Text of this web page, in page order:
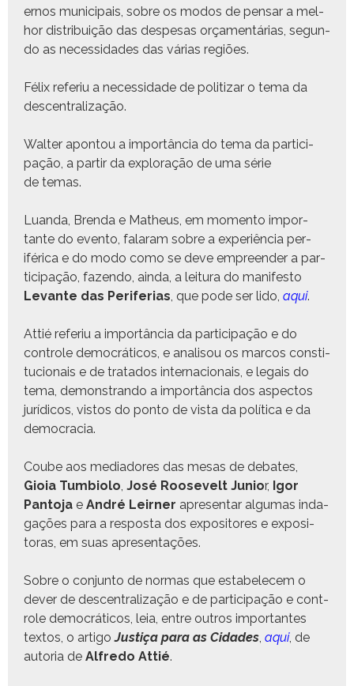
er­nos munic­i­pais, sobre os mod­os de pen­sar a mel­
hor dis­tribuição das despe­sas orça­men­tárias, segun­
do as neces­si­dades das várias regiões.
Félix referiu a neces­si­dade de poli­ti­zar o tema da
descentralização.
Wal­ter apon­tou a importân­cia do tema da par­tic­i­
pação, a par­tir da explo­ração de uma série
de temas.
Luan­da, Bren­da e Matheus, em momen­to impor­
tante do even­to, falaram sobre a exper­iên­cia per­
iféri­ca e do modo como se deve empreen­der a par­
tic­i­pação, fazen­do, ain­da, a leitu­ra do man­i­festo
Lev­ante das Per­ife­rias, que pode ser lido, aqui.
Attié referiu a importân­cia da par­tic­i­pação e do
con­t­role democráti­cos, e anal­isou os mar­cos con­sti­
tu­cionais e de trata­dos inter­na­cionais, e legais do
tema, demon­stran­do a importân­cia dos aspec­tos
jurídi­cos, vis­tos do pon­to de vista da políti­ca e da
democracia.
Coube aos medi­adores das mesas de debates,
Gioia Tumbi­o­lo, José Roo­sevelt Junior, Igor
Pan­to­ja e André Leirn­er apre­sen­tar algu­mas inda­
gações para a respos­ta dos expos­i­tores e expos­i­
toras, em suas apresentações.
Sobre o con­jun­to de nor­mas que esta­b­ele­cem o
dev­er de descen­tral­iza­ção e de par­tic­i­pação e con­t­
role democráti­cos, leia, entre out­ros impor­tantes
tex­tos, o arti­goJustiça para as Cidades, aqui, de
auto­ria de Alfre­do Attié.